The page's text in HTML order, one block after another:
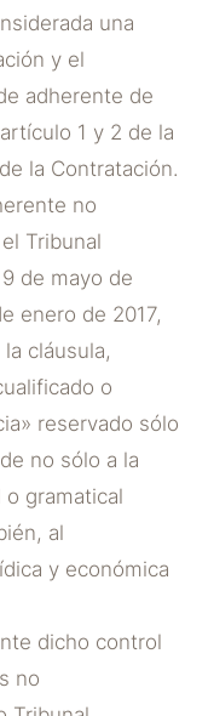
una
y el
adherente de
1 y 2 de la
la Contratación.
no
Tribunal
de mayo de
enero de 2017,
cláusula,
o
reservado sólo
no sólo a la
gramatical
al
y económica
dicho control
no